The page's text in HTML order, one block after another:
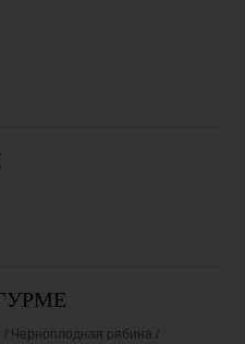
Черноплодная рябина /